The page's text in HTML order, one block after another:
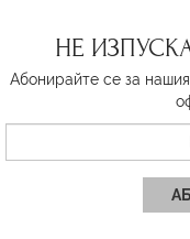
НЕ
Абонирайте се за